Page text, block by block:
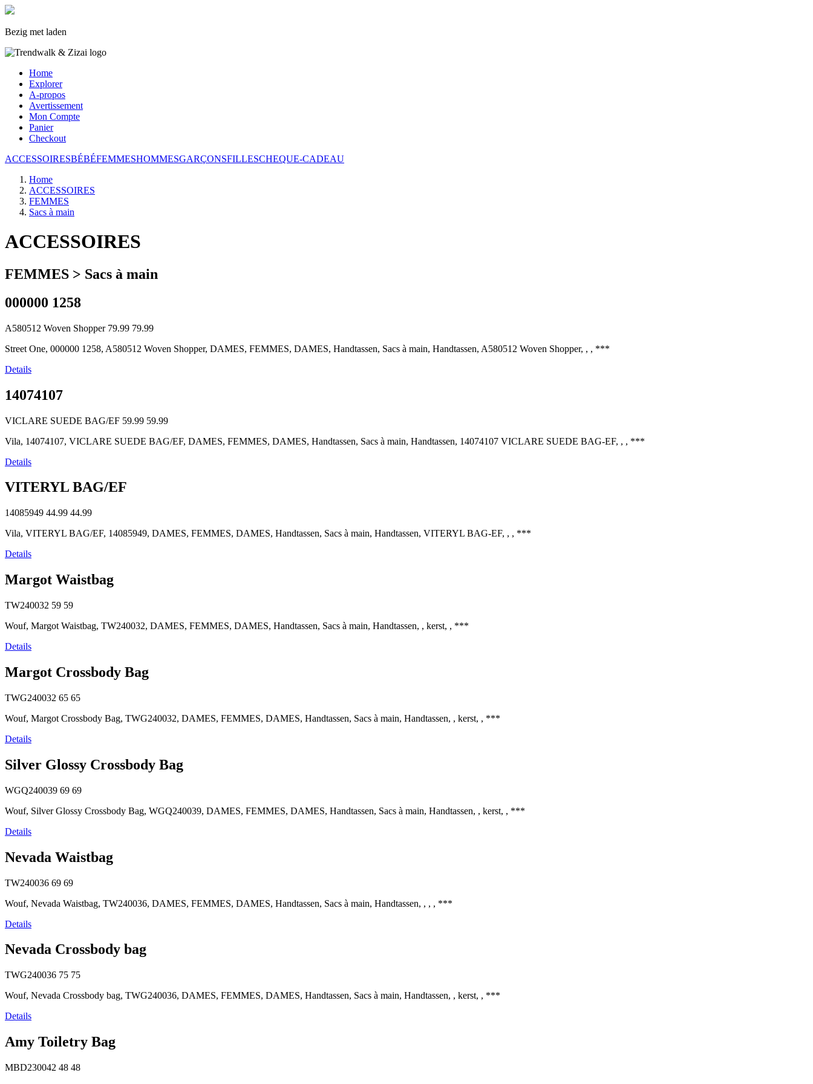
Bezig met laden
Home
Explorer
A-propos
Avertissement
Mon Compte
Panier
Checkout
ACCESSOIRESBÉBÉFEMMESHOMMESGARÇONSFILLESCHEQUE-CADEAU
Home
ACCESSOIRES
FEMMES
Sacs à main
ACCESSOIRES
FEMMES > Sacs à main
000000 1258
A580512 Woven Shopper 79.99 79.99
Street One, 000000 1258, A580512 Woven Shopper, DAMES, FEMMES, DAMES, Handtassen, Sacs à main, Handtassen, A580512 Woven Shopper, , , ***
Details
14074107
VICLARE SUEDE BAG/EF 59.99 59.99
Vila, 14074107, VICLARE SUEDE BAG/EF, DAMES, FEMMES, DAMES, Handtassen, Sacs à main, Handtassen, 14074107 VICLARE SUEDE BAG-EF, , , ***
Details
VITERYL BAG/EF
14085949 44.99 44.99
Vila, VITERYL BAG/EF, 14085949, DAMES, FEMMES, DAMES, Handtassen, Sacs à main, Handtassen, VITERYL BAG-EF, , , ***
Details
Margot Waistbag
TW240032 59 59
Wouf, Margot Waistbag, TW240032, DAMES, FEMMES, DAMES, Handtassen, Sacs à main, Handtassen, , kerst, , ***
Details
Margot Crossbody Bag
TWG240032 65 65
Wouf, Margot Crossbody Bag, TWG240032, DAMES, FEMMES, DAMES, Handtassen, Sacs à main, Handtassen, , kerst, , ***
Details
Silver Glossy Crossbody Bag
WGQ240039 69 69
Wouf, Silver Glossy Crossbody Bag, WGQ240039, DAMES, FEMMES, DAMES, Handtassen, Sacs à main, Handtassen, , kerst, , ***
Details
Nevada Waistbag
TW240036 69 69
Wouf, Nevada Waistbag, TW240036, DAMES, FEMMES, DAMES, Handtassen, Sacs à main, Handtassen, , , , ***
Details
Nevada Crossbody bag
TWG240036 75 75
Wouf, Nevada Crossbody bag, TWG240036, DAMES, FEMMES, DAMES, Handtassen, Sacs à main, Handtassen, , kerst, , ***
Details
Amy Toiletry Bag
MBD230042 48 48